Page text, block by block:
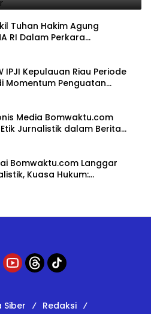
Tuhan Hakim Agung
RI Dalam Perkara
dan Kasasi
IPJI Kepulauan Riau Periode
Momentum Penguatan
dan Literasi Bangsa
Media Bomwaktu.com
Jurnalistik dalam Berita
Bomwaktu.com Langgar
Kuasa Hukum:
Tanpa Verifikasi Tak
Siber
Redaksi